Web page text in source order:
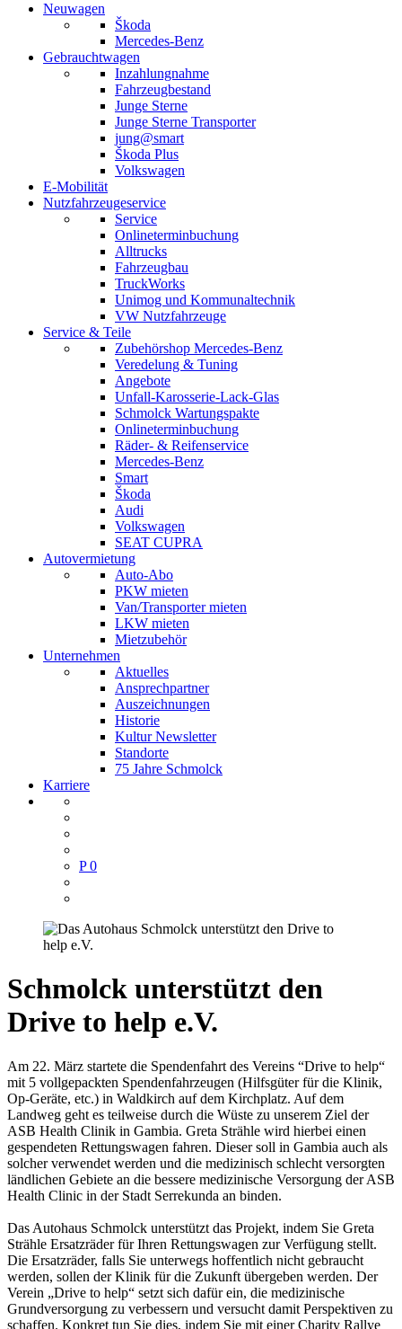
Neuwagen
Škoda
Mercedes-Benz
Gebrauchtwagen
Inzahlungnahme
Fahrzeugbestand
Junge Sterne
Junge Sterne Transporter
jung@smart
Škoda Plus
Volkswagen
E-Mobilität
Nutzfahrzeugeservice
Service
Onlineterminbuchung
Alltrucks
Fahrzeugbau
TruckWorks
Unimog und Kommunaltechnik
VW Nutzfahrzeuge
Service & Teile
Zubehörshop Mercedes-Benz
Veredelung & Tuning
Angebote
Unfall-Karosserie-Lack-Glas
Schmolck Wartungspakte
Onlineterminbuchung
Räder- & Reifenservice
Mercedes-Benz
Smart
Škoda
Audi
Volkswagen
SEAT CUPRA
Autovermietung
Auto-Abo
PKW mieten
Van/Transporter mieten
LKW mieten
Mietzubehör
Unternehmen
Aktuelles
Ansprechpartner
Auszeichnungen
Historie
Kultur Newsletter
Standorte
75 Jahre Schmolck
Karriere
P 0
Schmolck unterstützt den
Drive to help e.V.
Am 22. März startete die Spendenfahrt des Vereins “Drive to help“
mit 5 vollgepackten Spendenfahrzeugen (Hilfsgüter für die Klinik,
Op-Geräte, etc.) in Waldkirch auf dem Kirchplatz. Auf dem
Landweg geht es teilweise durch die Wüste zu unserem Ziel der
ASB Health Clinik in Gambia. Greta Strähle wird hierbei einen
gespendeten Rettungswagen fahren. Dieser soll in Gambia auch als
solcher verwendet werden und die medizinisch schlecht versorgten
ländlichen Gebiete an die bessere medizinische Versorgung der ASB
Health Clinic in der Stadt Serrekunda an binden.
Das Autohaus Schmolck unterstützt das Projekt, indem Sie Greta
Strähle Ersatzräder für Ihren Rettungswagen zur Verfügung stellt.
Die Ersatzräder, falls Sie unterwegs hoffentlich nicht gebraucht
werden, sollen der Klinik für die Zukunft übergeben werden. Der
Verein „Drive to help“ setzt sich dafür ein, die medizinische
Grundversorgung zu verbessern und versucht damit Perspektiven zu
schaffen. Konkret tun Sie dies, indem Sie mit einer Charity Rallye